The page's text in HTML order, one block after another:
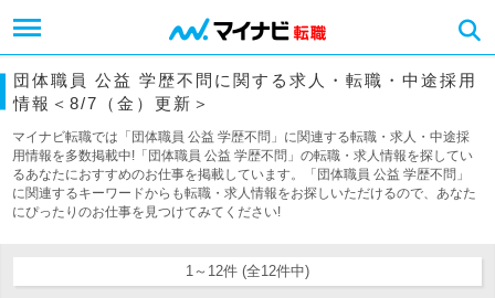
団体職員 公益 学歴不問に関する求人・転職・中途採用
情報＜8/7（金）更新＞
マイナビ転職では「団体職員 公益 学歴不問」に関連する転職・求人・中途採
用情報を多数掲載中!「団体職員 公益 学歴不問」の転職・求人情報を探してい
るあなたにおすすめのお仕事を掲載しています。「団体職員 公益 学歴不問」
に関連するキーワードからも転職・求人情報をお探しいただけるので、あなた
にぴったりのお仕事を見つけてみてください!
1～12件 (全12件中)